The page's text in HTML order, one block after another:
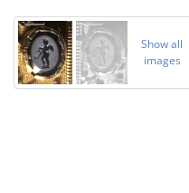
Show all
images